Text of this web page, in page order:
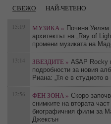
СВЕЖО НАЙ-ЧЕТЕНО
15:19 МУЗИКА » Почина Уилям
архитектът на „Ray of
промени музиката на
13:14 ЗВЕЗДИТЕ » A$AP Rocky
подробности за новия
Риана: „Тя е в студиото в
12:56 ФЕН ЗОНА » Скоро
снимките на втората
биографичния филм за
Джексън